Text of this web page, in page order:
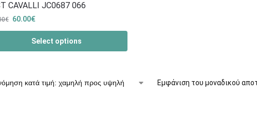
CAVALLI JC0687 066
€ 60.00€
Select options
Εμφάνιση του μοναδικού